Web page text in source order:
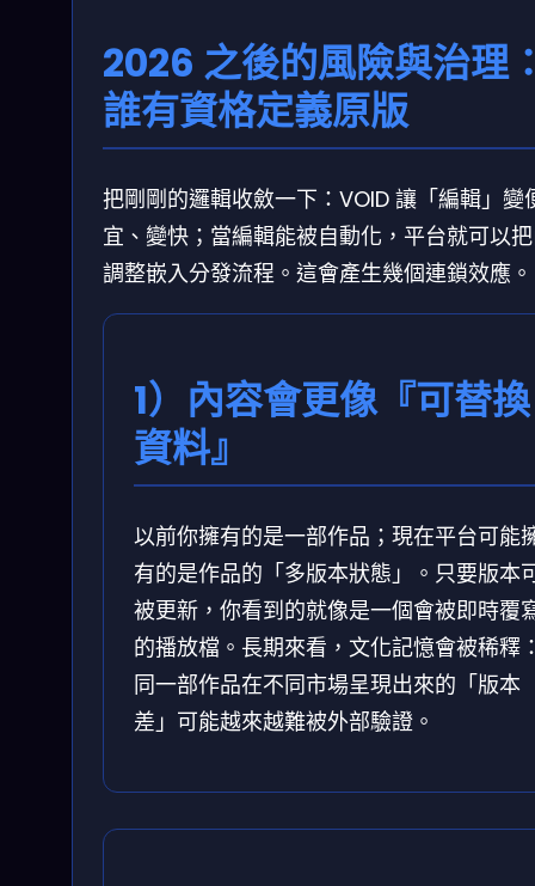
2026 之後的風險與治理
誰有資格定義原版
把剛剛的邏輯收斂一下：VOID 讓「編輯」變
宜、變快；當編輯能被自動化，平台就可以
調整嵌入分發流程。這會產生幾個連鎖效應。
1）內容會更像『可替換
資料』
以前你擁有的是一部作品；現在平台可能
有的是作品的「多版本狀態」。只要版本
被更新，你看到的就像是一個會被即時覆
的播放檔。長期來看，文化記憶會被稀釋
同一部作品在不同市場呈現出來的「版本
差」可能越來越難被外部驗證。